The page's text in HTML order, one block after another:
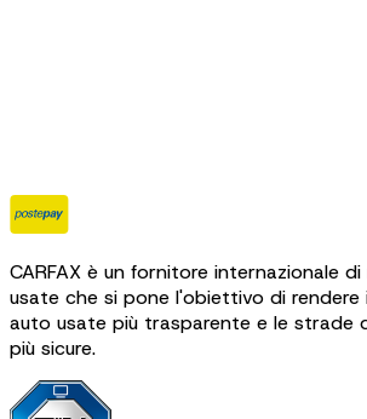
CARFAX è un fornitore internazionale
usate che si pone l'obiettivo di rendere
auto usate più trasparente e le strade
più sicure.